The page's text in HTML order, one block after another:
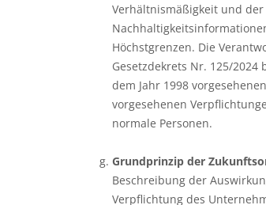
Verhältnismäßigkeit und
Höchstgrenzen. Die
Gesetzdekrets Nr. 125/
dem Jahr 1998
vorgesehenen
normale Personen.
Grundprinzip der
Beschreibung der
Verpflichtung des